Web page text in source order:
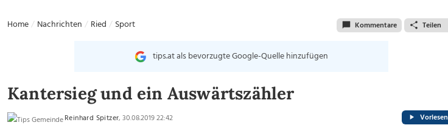
Home Nachrichten Ried Sport Kommentare Teilen
tips.at als bevorzugte Google-Quelle hinzufügen
Kantersieg und ein Auswärtszähler
Reinhard Spitzer, 30.08.2019 22:42 Vorlesen